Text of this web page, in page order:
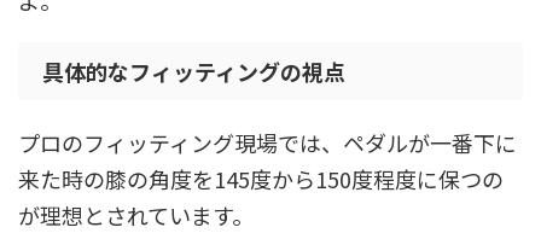
具体的なフィッティングの視点
プロのフィッティング現場では、ペダルが一番下に
来た時の膝の角度を145度から150度程度に保つの
が理想とされています。